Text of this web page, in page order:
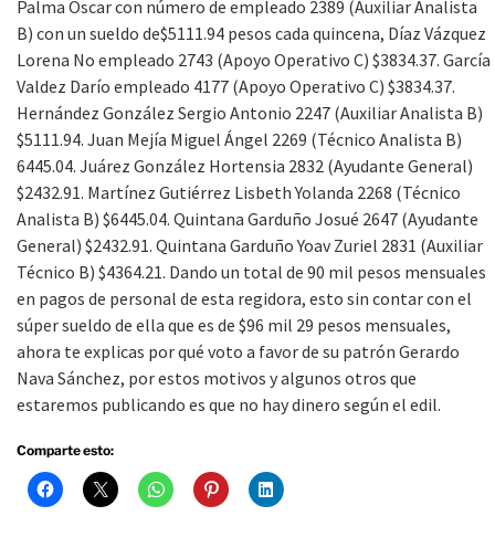
Palma Oscar con número de empleado 2389 (Auxiliar Analista
B) con un sueldo de$5111.94 pesos cada quincena, Díaz Vázquez
Lorena No empleado 2743 (Apoyo Operativo C) $3834.37. García
Valdez Darío empleado 4177 (Apoyo Operativo C) $3834.37.
Hernández González Sergio Antonio 2247 (Auxiliar Analista B)
$5111.94. Juan Mejía Miguel Ángel 2269 (Técnico Analista B)
6445.04. Juárez González Hortensia 2832 (Ayudante General)
$2432.91. Martínez Gutiérrez Lisbeth Yolanda 2268 (Técnico
Analista B) $6445.04. Quintana Garduño Josué 2647 (Ayudante
General) $2432.91. Quintana Garduño Yoav Zuriel 2831 (Auxiliar
Técnico B) $4364.21. Dando un total de 90 mil pesos mensuales
en pagos de personal de esta regidora, esto sin contar con el
súper sueldo de ella que es de $96 mil 29 pesos mensuales,
ahora te explicas por qué voto a favor de su patrón Gerardo
Nava Sánchez, por estos motivos y algunos otros que
estaremos publicando es que no hay dinero según el edil.
Comparte esto: